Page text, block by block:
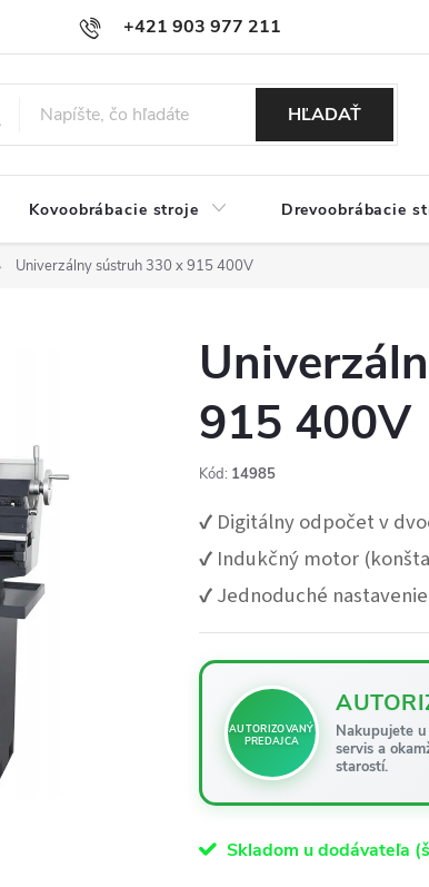
+421 903 977 211
Podmienky ochrany osobných údajov
HĽADAŤ
Kovoobrábacie stroje Drevoobrábacie
Univerzálny sústruh 330 x 915 400V
915 400V
Kód: 14985
✔️ Digitálny odpočet v
✔️ Indukčný motor
✔️ Jednoduché
AUTORIZOVANÝ
PREDAJCA
Nakupujete
servis a
starostí.
Skladom u dodávateľa